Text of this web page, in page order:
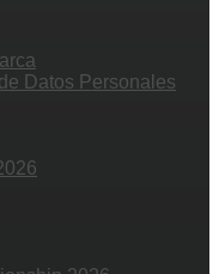
Datos Personales